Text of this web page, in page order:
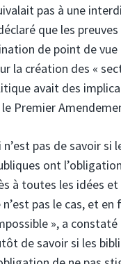
pas à une
que les
de point de
la création des «
avait des
Premier
pas de savoir si
ont
à toutes les idées
pas le cas, et
», a constaté
de savoir si les